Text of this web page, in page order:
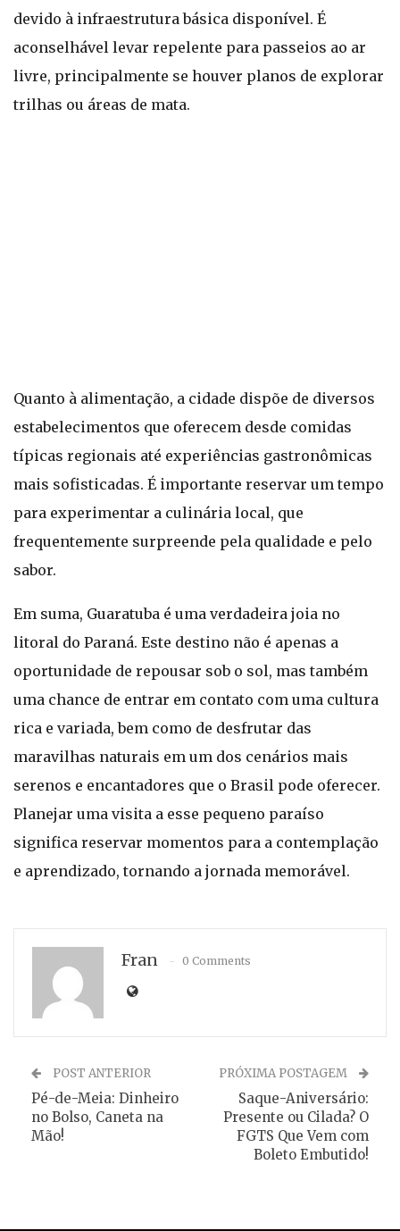
devido à infraestrutura básica disponível. É
aconselhável levar repelente para passeios ao ar
livre, principalmente se houver planos de explorar
trilhas ou áreas de mata.
Quanto à alimentação, a cidade dispõe de diversos
estabelecimentos que oferecem desde comidas
típicas regionais até experiências gastronômicas
mais sofisticadas. É importante reservar um tempo
para experimentar a culinária local, que
frequentemente surpreende pela qualidade e pelo
sabor.
Em suma, Guaratuba é uma verdadeira joia no
litoral do Paraná. Este destino não é apenas a
oportunidade de repousar sob o sol, mas também
uma chance de entrar em contato com uma cultura
rica e variada, bem como de desfrutar das
maravilhas naturais em um dos cenários mais
serenos e encantadores que o Brasil pode oferecer.
Planejar uma visita a esse pequeno paraíso
significa reservar momentos para a contemplação
e aprendizado, tornando a jornada memorável.
Fran 0 Comments
POST ANTERIOR
Pé-de-Meia: Dinheiro
no Bolso, Caneta na
Mão!
PRÓXIMA POSTAGEM
Saque-Aniversário:
Presente ou Cilada? O
FGTS Que Vem com
Boleto Embutido!